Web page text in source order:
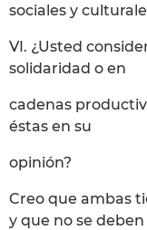
sociales y
VI. ¿Usted
solidaridad o en
cadenas
éstas en su
opinión?
Creo que ambas
y que no se deben